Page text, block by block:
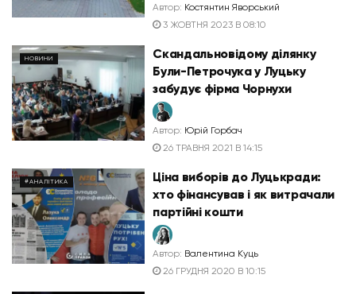
Автор: Костянтин Яворський
3 ЖОВТНЯ 2023 В 08:10
НОВИНИ
Скандальновідому ділянку
Були-Петрочука у Луцьку
забудує фірма Чорнухи
Автор: Юрій Горбач
26 ТРАВНЯ 2021 В 14:15
#АНАЛІТИКА
Ціна виборів до Луцькради:
хто фінансував і як витрачали
партійні кошти
Автор: Валентина Куць
26 ГРУДНЯ 2020 В 10:15